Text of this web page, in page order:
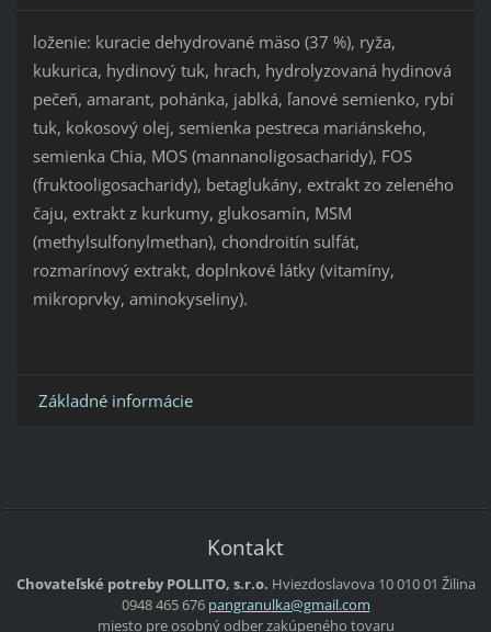
loženie: kuracie dehydrované mäso (37 %), ryža,
kukurica, hydinový tuk, hrach, hydrolyzovaná hydinová
pečeň, amarant, pohánka, jablká, ľanové semienko, rybí
tuk, kokosový olej, semienka pestreca mariánskeho,
semienka Chia, MOS (mannanoligosacharidy), FOS
(fruktooligosacharidy), betaglukány, extrakt zo zeleného
čaju, extrakt z kurkumy, glukosamín, MSM
(methylsulfonylmethan), chondroitín sulfát,
rozmarínový extrakt, doplnkové látky (vitamíny,
mikroprvky, aminokyseliny).
Základné informácie
Kontakt
Chovateľské potreby POLLITO, s.r.o. Hviezdoslavova 10010 01 Žilina
0948 465 676 pangranulka@gmail.com
miesto pre osobný odber zakúpeného tovaru